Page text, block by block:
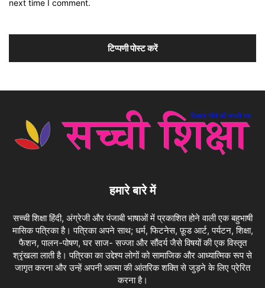
next time I comment.
हमारे बारे में
सच्ची शिक्षा हिंदी, अंग्रेजी और पंजाबी भाषाओं में प्रकाशित होने वाली एक बहुभाषी
मासिक पत्रिका है। पत्रिका अपने साथ; धर्म, फिटनेस, फ़ूड आर्ट, पर्यटन, शिक्षा,
फैशन, पालन-पोषण, घर साज- सज्जा और सौंदर्य जैसे विषयों की एक विस्तृत
श्रृंखला लाती है। पत्रिका का उद्देश्य लोगों को सामाजिक और आध्यात्मिक रूप से
जागृत करना और उन्हें अपनी आत्मा की आंतरिक शक्ति से जुड़ने के लिए प्रेरित
करना है।